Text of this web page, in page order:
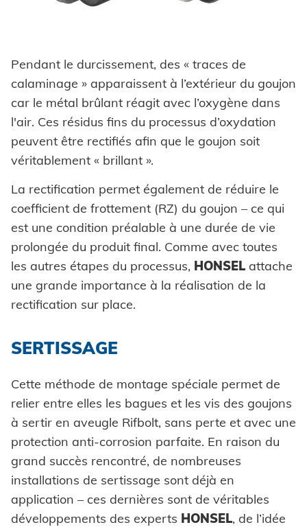
Pendant le durcissement, des « traces de
calaminage » apparaissent à l’extérieur du goujon
car le métal brûlant réagit avec l’oxygène dans
l'air. Ces résidus fins du processus d’oxydation
peuvent être rectifiés afin que le goujon soit
véritablement « brillant ».
La rectification permet également de réduire le
coefficient de frottement (RZ) du goujon – ce qui
est une condition préalable à une durée de vie
prolongée du produit final. Comme avec toutes
les autres étapes du processus, HONSEL attache
une grande importance à la réalisation de la
rectification sur place.
SERTISSAGE
Cette méthode de montage spéciale permet de
relier entre elles les bagues et les vis des goujons
à sertir en aveugle Rifbolt, sans perte et avec une
protection anti-corrosion parfaite. En raison du
grand succès rencontré, de nombreuses
installations de sertissage sont déjà en
application – ces dernières sont de véritables
développements des experts HONSEL, de l’idée